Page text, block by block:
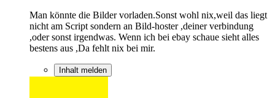
Man könnte die Bilder vorladen.Sonst wohl nix,weil das liegt
nicht am Script sondern an Bild-hoster ,deiner verbindung
,oder sonst irgendwas. Wenn ich bei ebay schaue sieht alles
bestens aus ,Da fehlt nix bei mir.
Inhalt melden